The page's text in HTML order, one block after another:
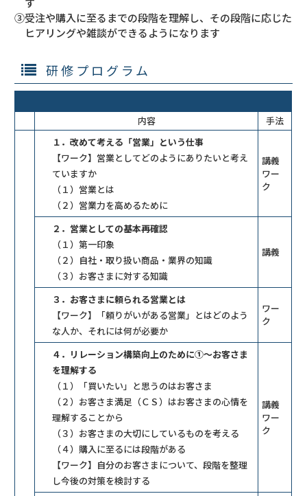
③受注や購入に至るまでの段階を理解し、その段階に応じた
ヒアリングや雑談ができるようになります
研修プログラム
内容
手法
１．改めて考える「営業」という仕事
【ワーク】営業としてどのようにありたいと考え
ていますか
（１）営業とは
（２）営業力を高めるために
講義
ワー
ク
２．営業としての基本再確認
（１）第一印象
（２）自社・取り扱い商品・業界の知識
（３）お客さまに対する知識
講義
３．お客さまに頼られる営業とは
【ワーク】「頼りがいがある営業」とはどのよう
な人か、それには何が必要か
ワー
ク
４．リレーション構築向上のために①～お客さま
を理解する
（１）「買いたい」と思うのはお客さま
（２）お客さま満足（ＣＳ）はお客さまの心情を
理解することから
（３）お客さまの大切にしているものを考える
（４）購入に至るには段階がある
【ワーク】自分のお客さまについて、段階を整理
し今後の対策を検討する
講義
ワー
ク